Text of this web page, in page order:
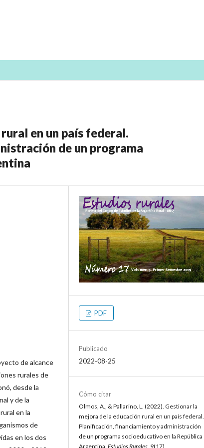
en un país federal.
de un programa
de alcance
rurales de
desde la
y de la
en la
de
en los dos
PDF
Publicado
2022-08-25
Cómo citar
Olmos, A., & Pallarino, L. (2022). Gestionar la
mejora de la educación rural en un país federal.
Planificación, financiamiento y administración
de un programa socioeducativo en la República
Argentina. Estudios Rurales, 9(17).